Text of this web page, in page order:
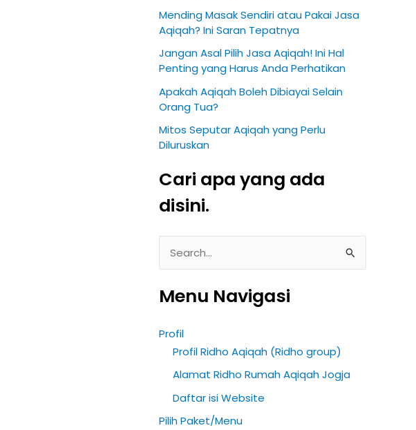
Mending Masak Sendiri atau Pakai Jasa
Aqiqah? Ini Saran Tepatnya
Jangan Asal Pilih Jasa Aqiqah! Ini Hal
Penting yang Harus Anda Perhatikan
Apakah Aqiqah Boleh Dibiayai Selain
Orang Tua?
Mitos Seputar Aqiqah yang Perlu
Diluruskan
Cari apa yang ada
disini.
a
c
r
Menu Navigasi
Profil
Profil Ridho Aqiqah (Ridho group)
Alamat Ridho Rumah Aqiqah Jogja
Daftar isi Website
Pilih Paket/Menu